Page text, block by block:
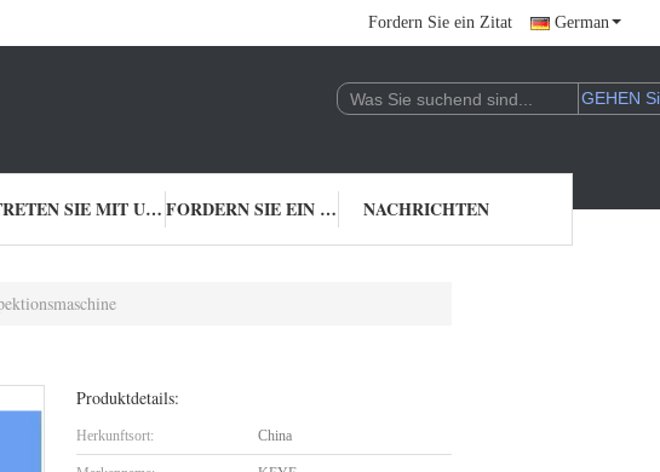
Fordern Sie ein Zitat German
TRETEN SIE MIT UNS IN VERBINDUNG FORDERN SIE EIN ZITAT NACHRICHTEN
Produktdetails:
Herkunftsort: China